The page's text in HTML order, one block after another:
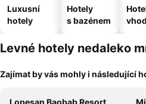
Luxusní
hotely
Hotely
s bazénem
Levné hotely nedaleko
Zajímat by vás mohly i následující
Lopesan Baobab Resort